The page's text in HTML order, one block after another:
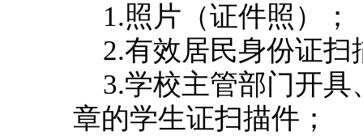
1.照片（证件照）；
2.有效居民身份证扫
3.学校主管部门开
章的学生证扫描件；